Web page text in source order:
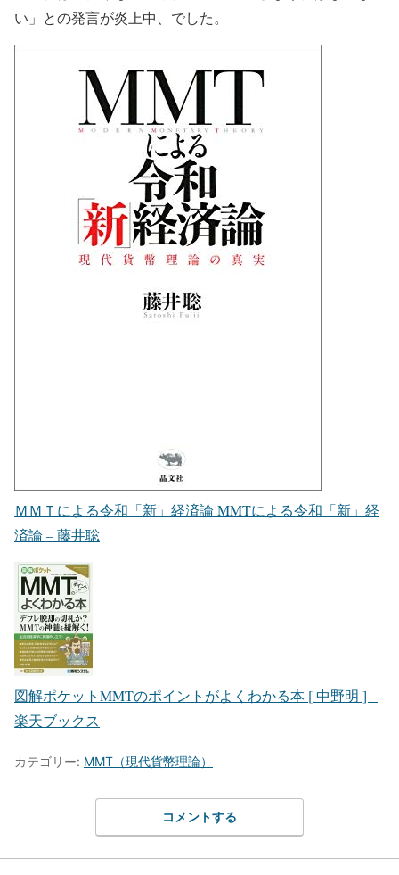
い」との発言が炎上中、でした。
ＭＭＴによる令和「新」経済論 MMTによる令和「新」経
済論 – 藤井聡
図解ポケットMMTのポイントがよくわかる本 [ 中野明 ] –
楽天ブックス
カテゴリー: MMT（現代貨幣理論）
コメントする